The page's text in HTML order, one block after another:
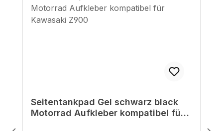
Seitentankpad Gel schwarz black
Motorrad Aufkleber kompatibel für